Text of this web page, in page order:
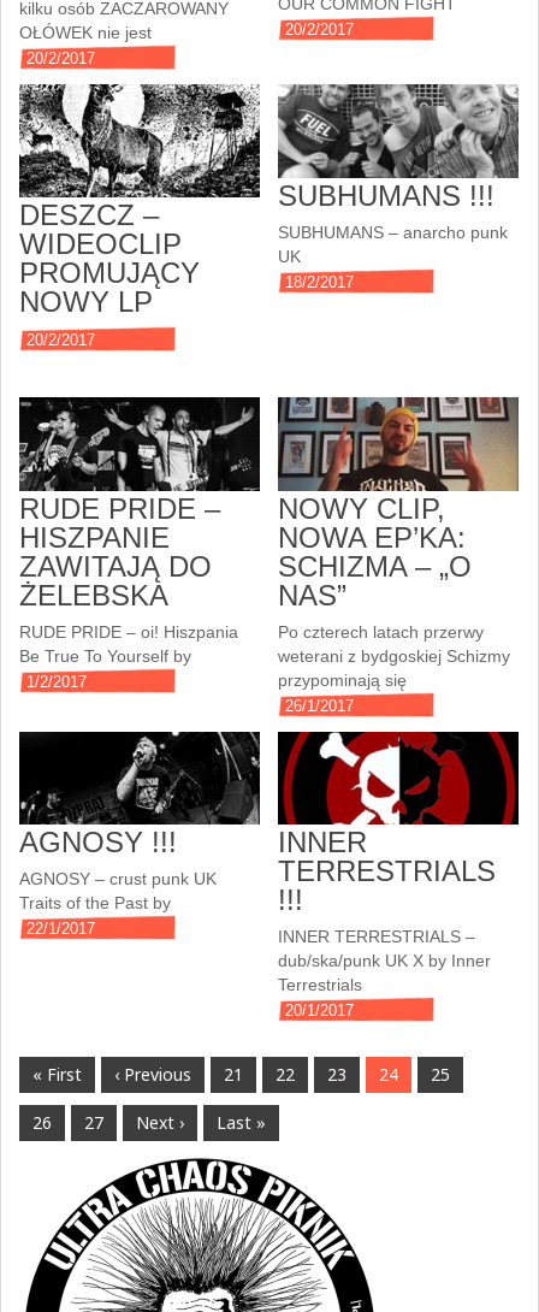
kilku osób ZACZAROWANY
OŁÓWEK nie jest
20/2/2017
OUR COMMON FIGHT
20/2/2017
DESZCZ –
WIDEOCLIP
PROMUJĄCY
NOWY LP
20/2/2017
SUBHUMANS !!!
SUBHUMANS – anarcho punk
UK
18/2/2017
RUDE PRIDE –
HISZPANIE
ZAWITAJĄ DO
ŻELEBSKA
RUDE PRIDE – oi! Hiszpania
Be True To Yourself by
1/2/2017
NOWY CLIP,
NOWA EP’KA:
SCHIZMA – „O
NAS”
Po czterech latach przerwy
weterani z bydgoskiej Schizmy
przypominają się
26/1/2017
AGNOSY !!!
AGNOSY – crust punk UK
Traits of the Past by
22/1/2017
INNER
TERRESTRIALS
!!!
INNER TERRESTRIALS –
dub/ska/punk UK X by Inner
Terrestrials
20/1/2017
« First ‹ Previous 21 22 23 24 25
26 27 Next › Last »